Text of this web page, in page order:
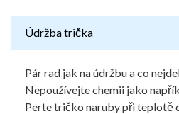
Údržba trička
Pár rad jak na údržbu a co
Nepoužívejte chemii jako
Perte tričko naruby při teplotě